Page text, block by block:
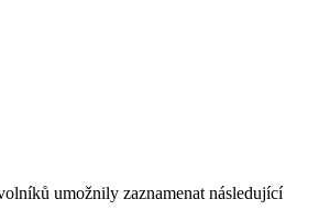
umožnily zaznamenat následující